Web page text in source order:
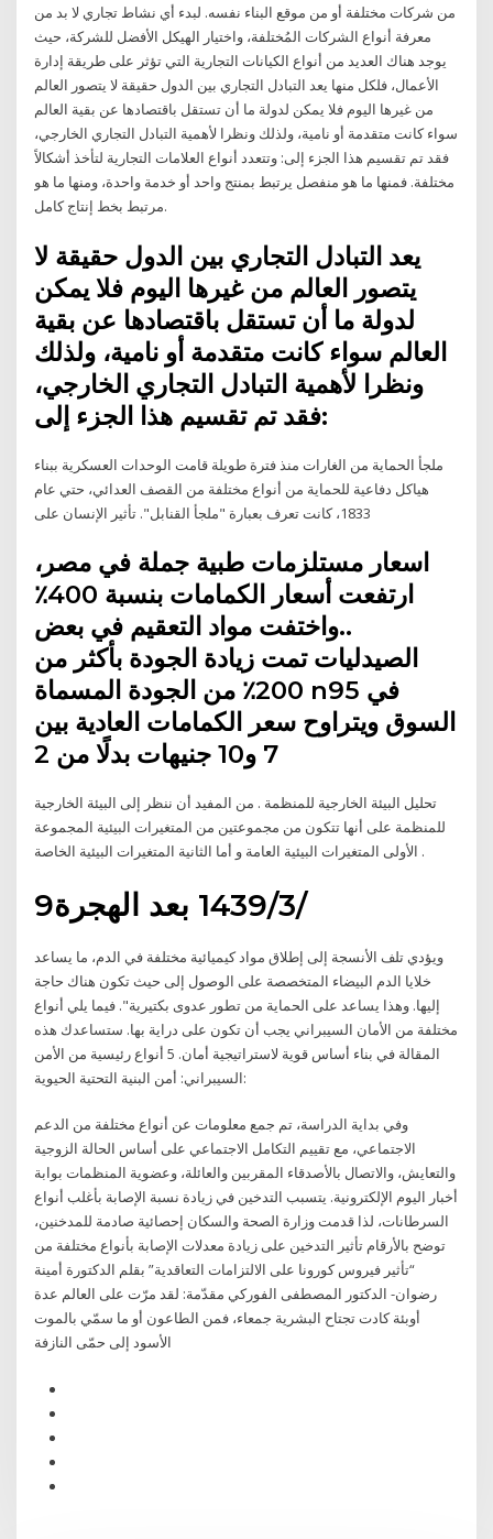
من شركات مختلفة أو من موقع البناء نفسه. لبدء أي نشاط تجاري لا بد من
معرفة أنواع الشركات المُختلفة، واختيار الهيكل الأفضل للشركة، حيث
يوجد هناك العديد من أنواع الكيانات التجارية التي تؤثر على طريقة إدارة
الأعمال، فلكل منها يعد التبادل التجاري بين الدول حقيقة لا يتصور العالم
من غيرها اليوم فلا يمكن لدولة ما أن تستقل باقتصادها عن بقية العالم
سواء كانت متقدمة أو نامية، ولذلك ونظرا لأهمية التبادل التجاري الخارجي،
فقد تم تقسيم هذا الجزء إلى: وتتعدد أنواع العلامات التجارية لتأخذ أشكالاً
مختلفة. فمنها ما هو منفصل يرتبط بمنتج واحد أو خدمة واحدة، ومنها ما هو
مرتبط بخط إنتاج كامل.
يعد التبادل التجاري بين الدول حقيقة لا
يتصور العالم من غيرها اليوم فلا يمكن
لدولة ما أن تستقل باقتصادها عن بقية
العالم سواء كانت متقدمة أو نامية، ولذلك
ونظرا لأهمية التبادل التجاري الخارجي،
فقد تم تقسيم هذا الجزء إلى:
ملجأ الحماية من الغارات منذ فترة طويلة قامت الوحدات العسكرية ببناء
هياكل دفاعية للحماية من أنواع مختلفة من القصف العدائي، حتي عام
1833، كانت تعرف بعبارة "ملجأ القنابل". تأثير الإنسان على
اسعار مستلزمات طبية جملة في مصر،
ارتفعت أسعار الكمامات بنسبة 400٪
..واختفت مواد التعقيم في بعض
الصيدليات تمت زيادة الجودة بأكثر من
200٪ من الجودة المسماة n95 في
السوق ويتراوح سعر الكمامات العادية بين
7 و10 جنيهات بدلًا من 2
تحليل البيئة الخارجية للمنظمة . من المفيد أن ننظر إلى البيئة الخارجية
للمنظمة على أنها تتكون من مجموعتين من المتغيرات البيئية المجموعة
الأولى المتغيرات البيئية العامة و أما الثانية المتغيرات البيئية الخاصة .
9‏‏/3‏‏/1439 بعد الهجرة
ويؤدي تلف الأنسجة إلى إطلاق مواد كيميائية مختلفة في الدم، ما يساعد
خلايا الدم البيضاء المتخصصة على الوصول إلى حيث تكون هناك حاجة
إليها. وهذا يساعد على الحماية من تطور عدوى بكتيرية". فيما يلي أنواع
مختلفة من الأمان السيبراني يجب أن تكون على دراية بها. ستساعدك هذه
المقالة في بناء أساس قوية لاستراتيجية أمان. 5 أنواع رئيسية من الأمن
السيبراني: أمن البنية التحتية الحيوية:
وفي بداية الدراسة، تم جمع معلومات عن أنواع مختلفة من الدعم
الاجتماعي، مع تقييم التكامل الاجتماعي على أساس الحالة الزوجية
والتعايش، والاتصال بالأصدقاء المقربين والعائلة، وعضوية المنظمات بوابة
أخبار اليوم الإلكترونية. يتسبب التدخين في زيادة نسبة الإصابة بأغلب أنواع
السرطانات، لذا قدمت وزارة الصحة والسكان إحصائية صادمة للمدخنين،
توضح بالأرقام تأثير التدخين على زيادة معدلات الإصابة بأنواع مختلفة من
“تأثير فيروس كورونا على الالتزامات التعاقدية” بقلم الدكتورة أمينة
رضوان- الدكتور المصطفى الفوركي مقدّمة: لقد مرّت على العالم عدة
أوبئة كادت تجتاح البشرية جمعاء، فمن الطاعون أو ما سمّي بالموت
الأسود إلى حمّى النازفة